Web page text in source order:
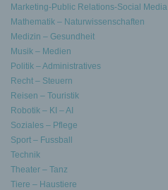
Marketing-Public Relations-Social Media
Mathematik – Naturwissenschaften
Medizin – Gesundheit
Musik – Medien
Politik – Administratives
Recht – Steuern
Reisen – Touristik
Robotik – KI – AI
Soziales – Pflege
Sport – Fussball
Technik
Theater – Tanz
Tiere – Haustiere